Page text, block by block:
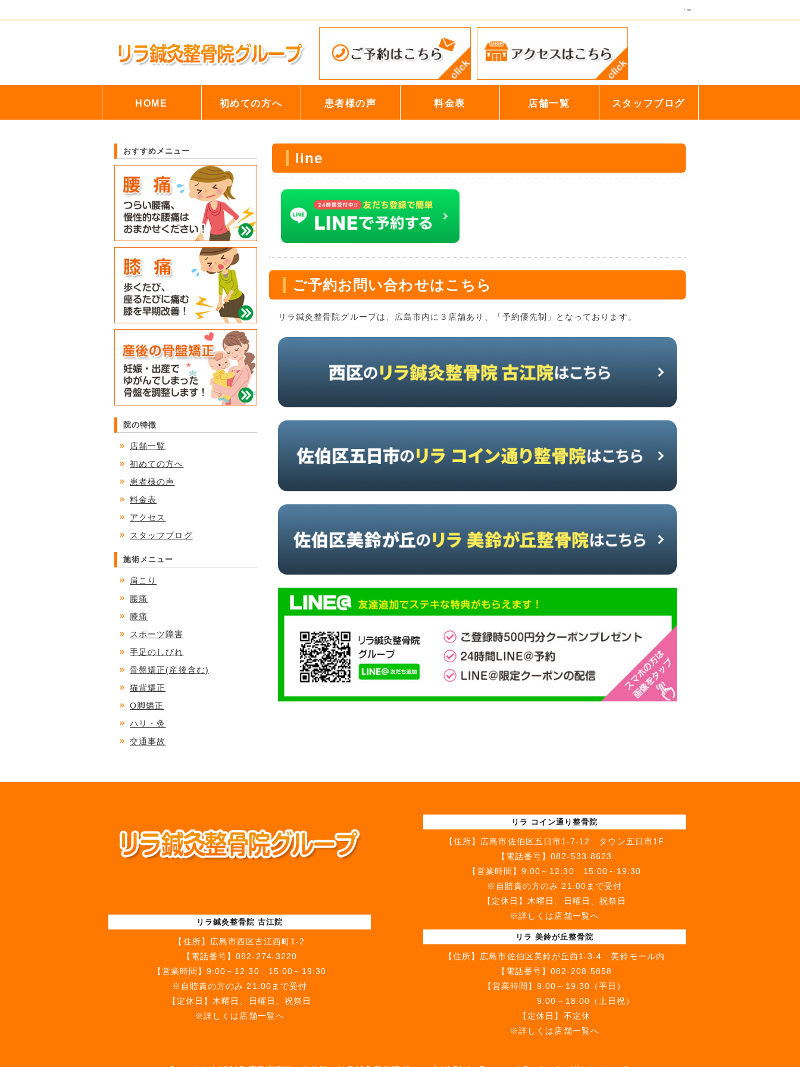
line
HOME 初めての方へ 患者様の声 料金表 店舗一覧 スタッフブログ
line
ご予約お問い合わせはこちら
リラ鍼灸整骨院グループは、広島市内に３店舗あり、「予約優先制」となっております。
おすすめメニュー
院の特徴
店舗一覧
初めての方へ
患者様の声
料金表
アクセス
スタッフブログ
施術メニュー
肩こり
腰痛
膝痛
スポーツ障害
手足のしびれ
骨盤矯正(産後含む)
猫背矯正
O脚矯正
ハリ・灸
交通事故
リラ鍼灸整骨院 古江院
【住所】 広島市西区古江西町1-2
【電話番号】082-274-3220
【営業時間】9:00～12:30 15:00～19:30
※自賠責の方のみ 21:00まで受付
【定休日】木曜日、日曜日、祝祭日
※詳しくは店舗一覧へ
リラ コイン通り整骨院
【住所】 広島市佐伯区五日市1-7-12 タウン五日市1F
【電話番号】082-533-8623
【営業時間】9:00～12:30 15:00～19:30
※自賠責の方のみ 21:00まで受付
【定休日】木曜日、日曜日、祝祭日
※詳しくは店舗一覧へ
リラ 美鈴が丘整骨院
【住所】 広島市佐伯区美鈴が丘西1-3-4 美鈴モール内
【電話番号】082-208-5858
【営業時間】9:00～19:30（平日）
9:00～18:00（土日祝）
【定休日】不定休
※詳しくは店舗一覧へ